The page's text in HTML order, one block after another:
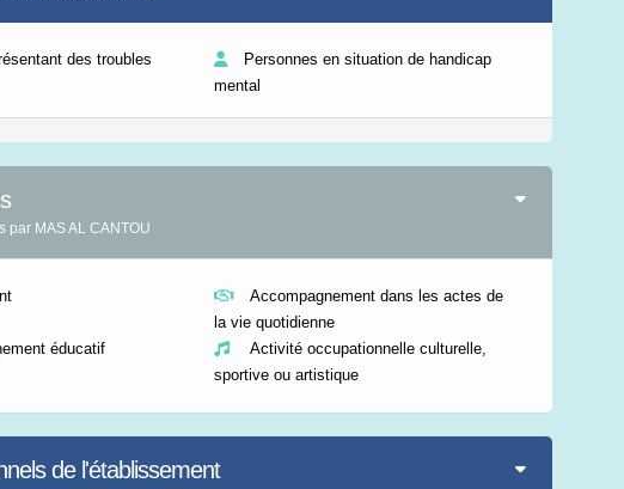
des troubles
Personnes en situation de handicap
mental
par MAS AL CANTOU
Accompagnement dans les actes de
la vie quotidienne
éducatif
Activité occupationnelle culturelle,
sportive ou artistique
de l'établissement